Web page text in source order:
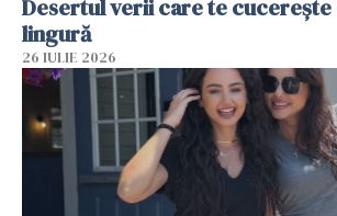
Desertul verii care te cucerește
lingură
26 IULIE 2026